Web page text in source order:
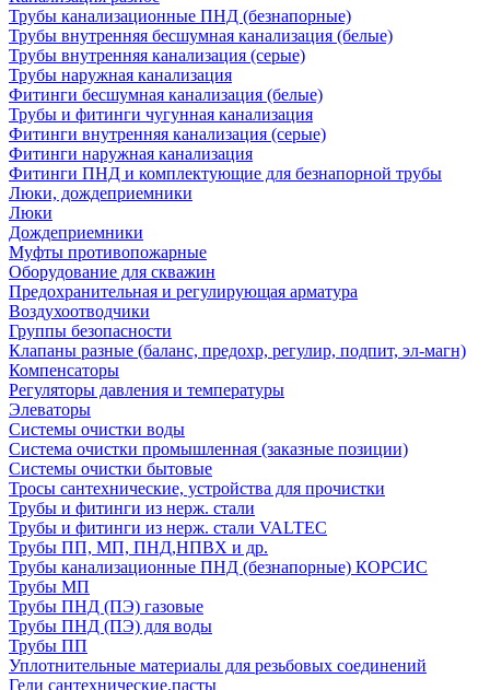
Трубы канализационные ПНД (безнапорные)
Трубы внутренняя бесшумная канализация (белые)
Трубы внутренняя канализация (серые)
Трубы наружная канализация
Фитинги бесшумная канализация (белые)
Трубы и фитинги чугунная канализация
Фитинги внутренняя канализация (серые)
Фитинги наружная канализация
Фитинги ПНД и комплектующие для безнапорной трубы
Люки, дождеприемники
Люки
Дождеприемники
Муфты противопожарные
Оборудование для скважин
Предохранительная и регулирующая арматура
Воздухоотводчики
Группы безопасности
Клапаны разные (баланс, предохр, регулир, подпит, эл-магн)
Компенсаторы
Регуляторы давления и температуры
Элеваторы
Системы очистки воды
Система очистки промышленная (заказные позиции)
Системы очистки бытовые
Тросы сантехнические, устройства для прочистки
Трубы и фитинги из нерж. стали
Трубы и фитинги из нерж. стали VALTEC
Трубы ПП, МП, ПНД,НПВХ и др.
Трубы канализационные ПНД (безнапорные) КОРСИС
Трубы МП
Трубы ПНД (ПЭ) газовые
Трубы ПНД (ПЭ) для воды
Трубы ПП
Уплотнительные материалы для резьбовых соединений
Гели сантехнические,пасты